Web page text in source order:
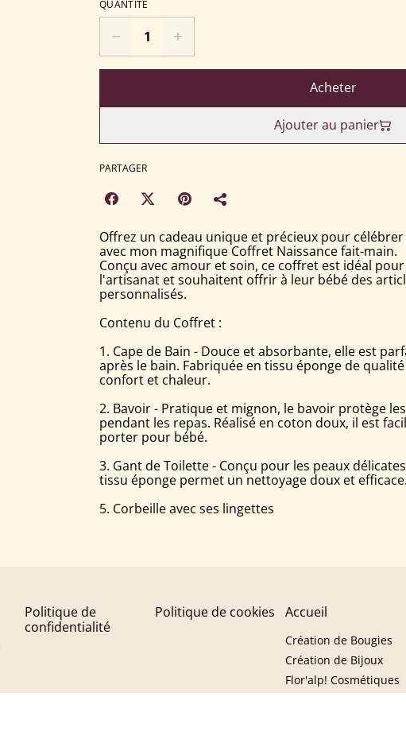
QUANTITÉ
Acheter
Ajouter au panier
PARTAGER
Offrez un cadeau unique et précieux pour
avec mon magnifique Coffret Naissance fait-main.
Conçu avec amour et soin, ce coffret est idéal
l'artisanat et souhaitent offrir à leur bébé des
personnalisés.
Contenu du Coffret :
1. Cape de Bain - Douce et absorbante, elle est
après le bain. Fabriquée en tissu éponge de
confort et chaleur.
2. Bavoir - Pratique et mignon, le bavoir protège
pendant les repas. Réalisé en coton doux, il est
porter pour bébé.
3. Gant de Toilette - Conçu pour les peaux
tissu éponge permet un nettoyage doux et efficace.
5. Corbeille avec ses lingettes
Politique de
confidentialité
Politique de cookies Accueil
Création de Bougies
Création de Bijoux
Flor'alp! Cosmétiques